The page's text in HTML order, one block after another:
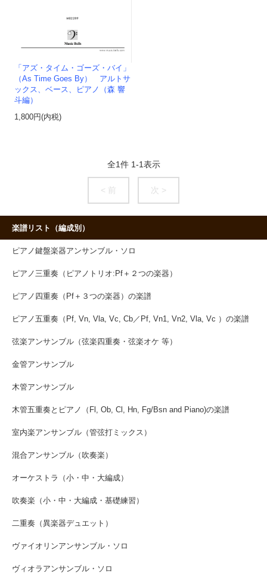
「アズ・タイム・ゴーズ・バイ」
（As Time Goes By） アルトサ
ックス、ベース、ピアノ（森 響
斗編）
1,800円(内税)
全1件 1-1表示
< 前 次 >
楽譜リスト（編成別）
ピアノ鍵盤楽器アンサンブル・ソロ
ピアノ三重奏（ピアノトリオ:Pf＋２つの楽器）
ピアノ四重奏（Pf＋３つの楽器）の楽譜
ピアノ五重奏（Pf, Vn, Vla, Vc, Cb／Pf, Vn1, Vn2, Vla, Vc ）の楽譜
弦楽アンサンブル（弦楽四重奏・弦楽オケ 等）
金管アンサンブル
木管アンサンブル
木管五重奏とピアノ（Fl, Ob, Cl, Hn, Fg/Bsn and Piano)の楽譜
室内楽アンサンブル（管弦打ミックス）
混合アンサンブル（吹奏楽）
オーケストラ（小・中・大編成）
吹奏楽（小・中・大編成・基礎練習）
二重奏（異楽器デュエット）
ヴァイオリンアンサンブル・ソロ
ヴィオラアンサンブル・ソロ